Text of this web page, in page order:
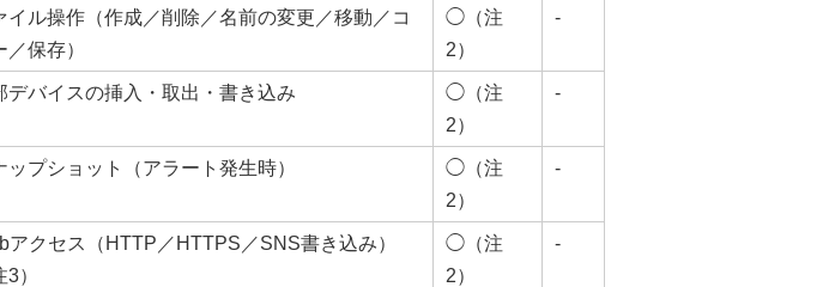
イル操作（作成／削除／名前の変更／移動／コ
／保存）
◯（注
2）
-
デバイスの挿入・取出・書き込み
◯（注
2）
-
ップショット（アラート発生時）
◯（注
2）
-
アクセス（HTTP／HTTPS／SNS書き込み）
3）
◯（注
2）
-